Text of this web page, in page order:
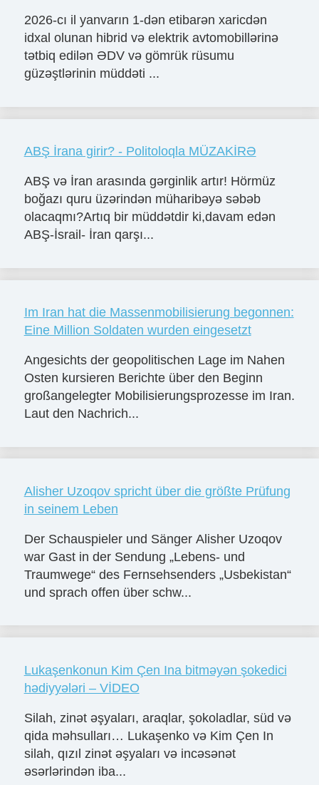
2026-cı il yanvarın 1-dən etibarən xaricdən
idxal olunan hibrid və elektrik avtomobillərinə
tətbiq edilən ƏDV və gömrük rüsumu
güzəştlərinin müddəti ...
ABŞ İrana girir? - Politoloqla MÜZAKİRƏ
ABŞ və İran arasında gərginlik artır! Hörmüz
boğazı quru üzərindən müharibəyə səbəb
olacaqmı?Artıq bir müddətdir ki,davam edən
ABŞ-İsrail- İran qarşı...
Im Iran hat die Massenmobilisierung begonnen:
Eine Million Soldaten wurden eingesetzt
Angesichts der geopolitischen Lage im Nahen
Osten kursieren Berichte über den Beginn
großangelegter Mobilisierungsprozesse im Iran.
Laut den Nachrich...
Alisher Uzoqov spricht über die größte Prüfung
in seinem Leben
Der Schauspieler und Sänger Alisher Uzoqov
war Gast in der Sendung „Lebens- und
Traumwege“ des Fernsehsenders „Usbekistan“
und sprach offen über schw...
Lukaşenkonun Kim Çen Ina bitməyən şokedici
hədiyyələri – VİDEO
Silah, zinət əşyaları, araqlar, şokoladlar, süd və
qida məhsulları… Lukaşenko və Kim Çen In
silah, qızıl zinət əşyaları və incəsənət
əsərlərindən iba...